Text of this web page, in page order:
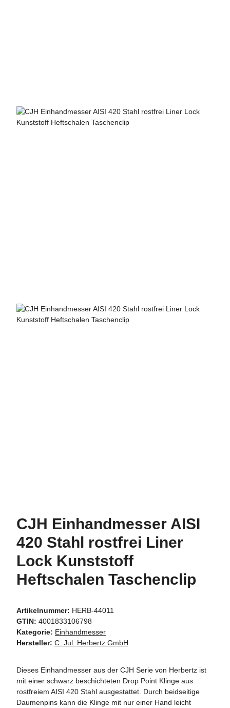
CJH Einhandmesser AISI
420 Stahl rostfrei Liner
Lock Kunststoff
Heftschalen Taschenclip
Artikelnummer: HERB-44011
GTIN: 4001833106798
Kategorie: Einhandmesser
Hersteller: C. Jul. Herbertz GmbH
Dieses Einhandmesser aus der CJH Serie von Herbertz ist
mit einer schwarz beschichteten Drop Point Klinge aus
rostfreiem AISI 420 Stahl ausgestattet. Durch beidseitige
Daumenpins kann die Klinge mit nur einer Hand leicht